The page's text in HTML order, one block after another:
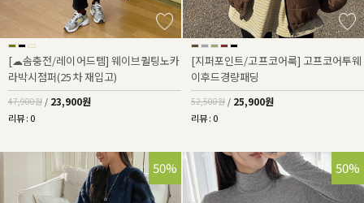
[☁솜충전/레이어드템] 웨이브퀼팅노카
라박시점퍼(25차 재입고)
47,900원 / 23,900원
리뷰 : 0
[지퍼포인트/고프코어룩] 고프코어투웨
이후드경량패딩
52,500원 / 25,900원
리뷰 : 0
50% 50%